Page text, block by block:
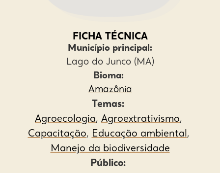
FICHA TÉCNICA
Município principal:
Lago do Junco (MA)
Bioma:
Amazônia
Temas:
Agroecologia, Agroextrativismo,
Capacitação, Educação ambiental,
Manejo da biodiversidade
Público: